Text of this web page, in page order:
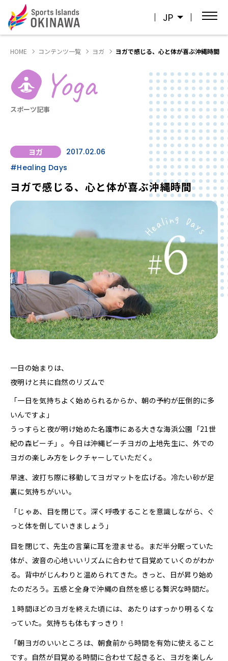
JP
HOME コンテンツ一覧 ヨガ ヨガで感じる、心と体が喜ぶ沖縄時間
Yoga
スポーツ記事
ヨガ
2017.02.06
#Healing Days
ヨガで感じる、心と体が喜ぶ沖縄時間
一日の始まりは、
夜明けと共に自然のリズムで
「一日を気持ちよく始められるからか、朝の予約が圧倒的に多
いんですよ」
うっすらと夜が明け始めた名護市にある大きな海浜公園「21世
紀の森ビーチ」。今日は沖縄ビーチヨガの上地先生に、外での
ヨガの楽しみ方をレクチャーしていただく。
早速、波打ち際に移動してヨガマットを広げる。冷たい砂が足
裏に気持ちがいい。
「じゃあ、目を閉じて。深く呼吸することを意識しながら、ぐ
っと体を倒していきましょう」
目を閉じて、先生の言葉に耳を澄ませる。まだ半分眠っていた
体が、波音の心地いいリズムに合わせて目覚めていくのがわか
る。背中がじんわりと温められてきた。きっと、日が昇り始め
たのだろう。五感と全身で沖縄の自然を感じる贅沢な時間だ。
１時間ほどのヨガを終えた頃には、あたりはすっかり明るくな
っていた。気持ちも体もすっきり！
「朝ヨガのいいところは、朝食前から時間を有効に使えること
です。自然が目覚める時間に合わせて起きると、ヨガを楽しん